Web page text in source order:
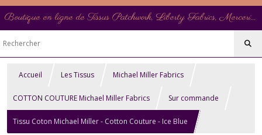
Boutique en ligne de Tissus Patchwork, Liberty Fabrics, Mercerie et Matériel de Point de Croix
Accueil Les Tissus Michael Miller Fabrics
COTTON COUTURE Michael Miller Fabrics Sur commande
Tissu Coton Michael Miller - Cotton Couture - Ice Blue